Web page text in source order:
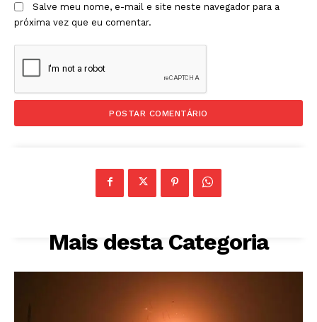
Salve meu nome, e-mail e site neste navegador para a
próxima vez que eu comentar.
Mais desta Categoria